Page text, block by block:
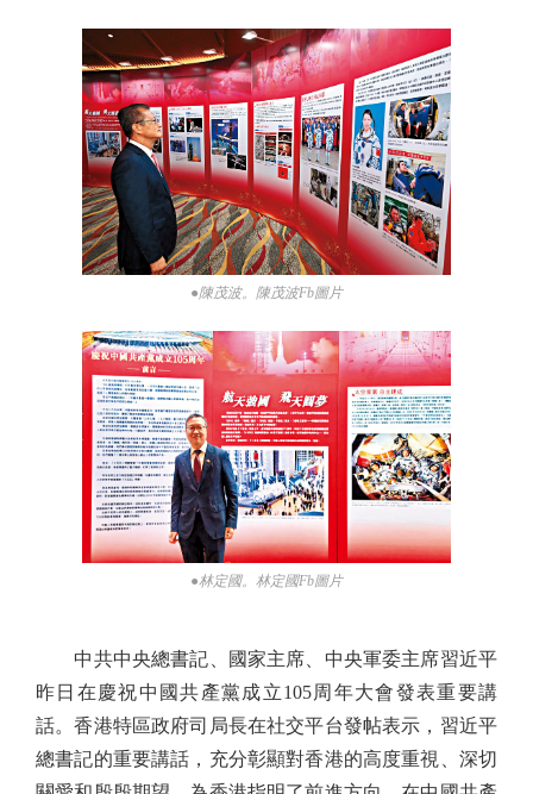
●陳茂波。陳茂波Fb圖片
●林定國。林定國Fb圖片
中共中央總書記、國家主席、中央軍委主席習近平
昨日在慶祝中國共產黨成立105周年大會發表重要講
話。香港特區政府司局長在社交平台發帖表示，習近平
總書記的重要講話，充分彰顯對香港的高度重視、深切